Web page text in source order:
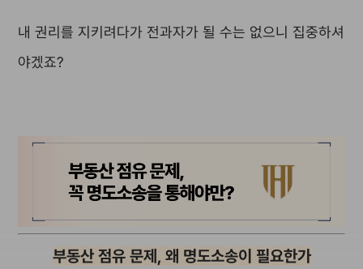
내 권리를 지키려다가 전과자가 될 수는 없으니 집중하셔
야겠죠?
부동산 점유 문제, 왜 명도소송이 필요한가